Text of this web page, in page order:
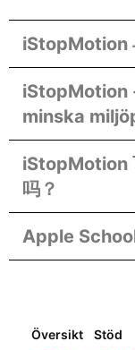
iStopMotion
minska
iStopMotion
吗？
Apple
Översikt
Stöd